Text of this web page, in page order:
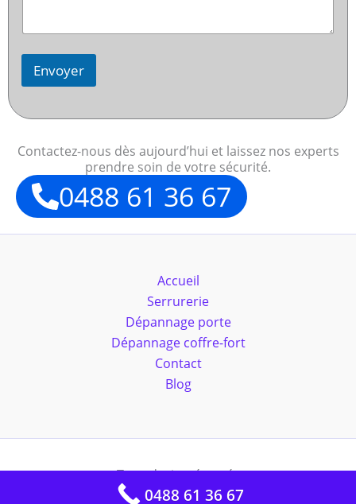
Envoyer
Contactez-nous dès aujourd’hui et laissez nos experts
prendre soin de votre sécurité.
0488 61 36 67
Accueil
Serrurerie
Dépannage porte
Dépannage coffre-fort
Contact
Blog
Tous droits réservés
0488 61 36 67